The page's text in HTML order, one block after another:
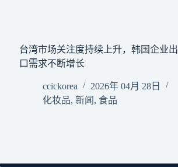
台湾市场关注度持续上升，韩国企业出
口需求不断增长
ccickorea
2026年 04月 28日
化妆品, 新闻 , 食品